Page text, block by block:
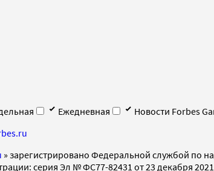
Ежедневная
Новости Forbes
» зарегистрировано Федеральной службой по
серия Эл № ФС77-82431 от 23 декабря 2021